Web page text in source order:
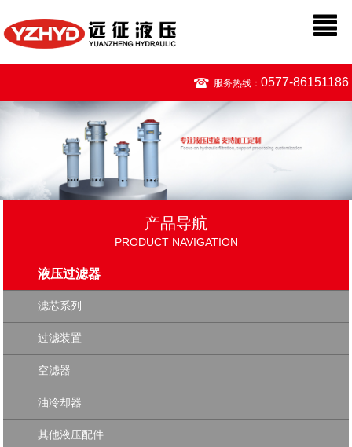
服务热线： 0577-86151186
产品导航
PRODUCT NAVIGATION
液压过滤器
滤芯系列
过滤装置
空滤器
油冷却器
其他液压配件